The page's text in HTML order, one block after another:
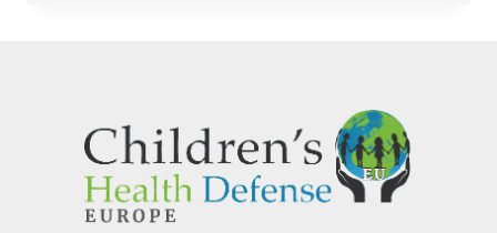
VERTICE,
MENTRE
IL
WEF
CERCA